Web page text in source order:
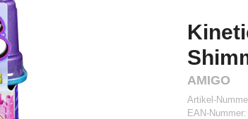
AMIGO
Artikel-
EAN-Nummer: